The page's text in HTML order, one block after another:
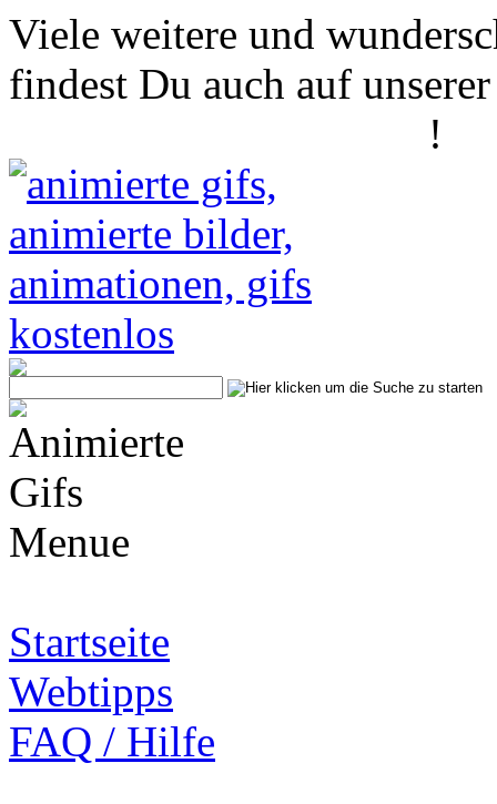
Viele weitere und
findest Du auch auf
!
Startseite
Webtipps
FAQ / Hilfe